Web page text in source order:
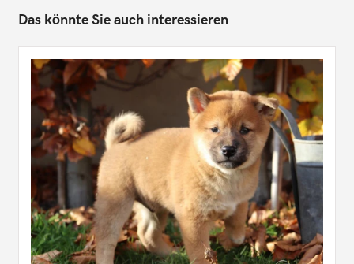
Das könnte Sie auch interessieren